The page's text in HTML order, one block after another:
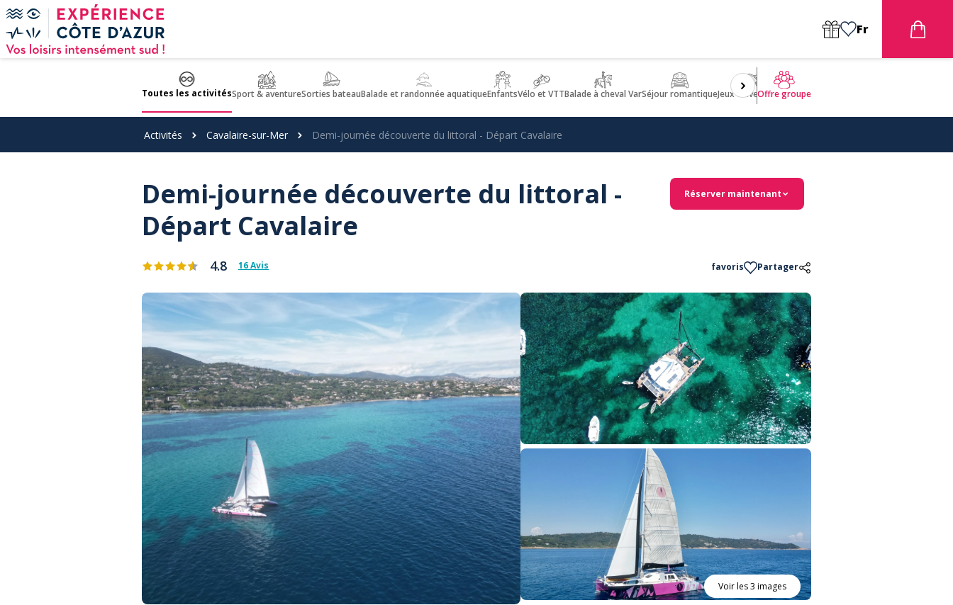
Panneau de gestion des cookies
Fr
Toutes les activitésSport & aventureSorties bateauBalade et randonnée aquatiqueEnfantsVélo et VTTBalade à cheval VarSéjour romantiqueJeux d'aventuresBien être
Offre groupe
Activités Cavalaire-sur-Mer Demi-journée découverte du littoral - Départ Cavalaire
Demi-journée découverte du littoral -
Départ Cavalaire
Réserver maintenant
4.8 16 Avis favoris Partager
Voir les 3 images